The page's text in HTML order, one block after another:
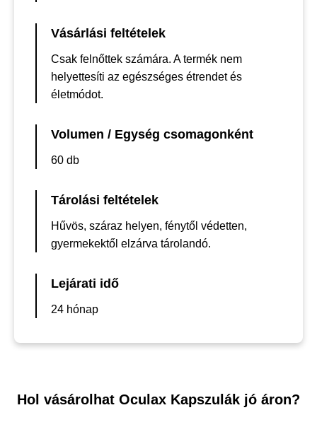
Vásárlási feltételek
Csak felnőttek számára. A termék nem
helyettesíti az egészséges étrendet és
életmódot.
Volumen / Egység csomagonként
60 db
Tárolási feltételek
Hűvös, száraz helyen, fénytől védetten,
gyermekektől elzárva tárolandó.
Lejárati idő
24 hónap
Hol vásárolhat Oculax Kapszulák jó áron?